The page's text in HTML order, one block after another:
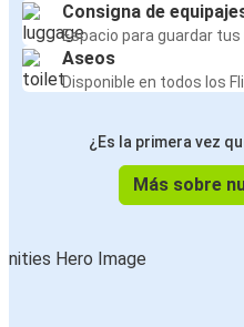
Consigna de
Espacio para guardar
Aseos
Disponible en todos los
¿Es la primera vez
Más sobre